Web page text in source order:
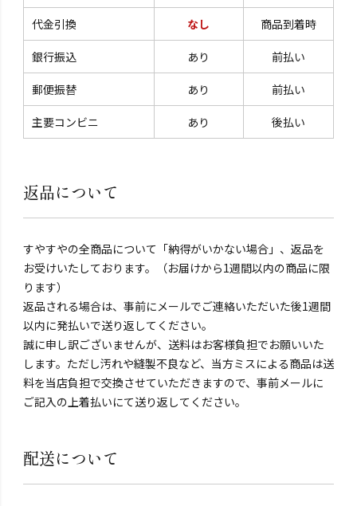
代金引換 なし 商品到着時
銀行振込 あり 前払い
郵便振替 あり 前払い
主要コンビニ あり 後払い
返品について
すやすやの全商品について「納得がいかない場合」、返品を
お受けいたしております。（お届けから1週間以内の商品に限
ります）
返品される場合は、事前にメールでご連絡いただいた後1週間
以内に発払いで送り返してください。
誠に申し訳ございませんが、送料はお客様負担でお願いいた
します。ただし汚れや縫製不良など、当方ミスによる商品は送
料を当店負担で交換させていただきますので、事前メールに
ご記入の上着払いにて送り返してください。
配送について